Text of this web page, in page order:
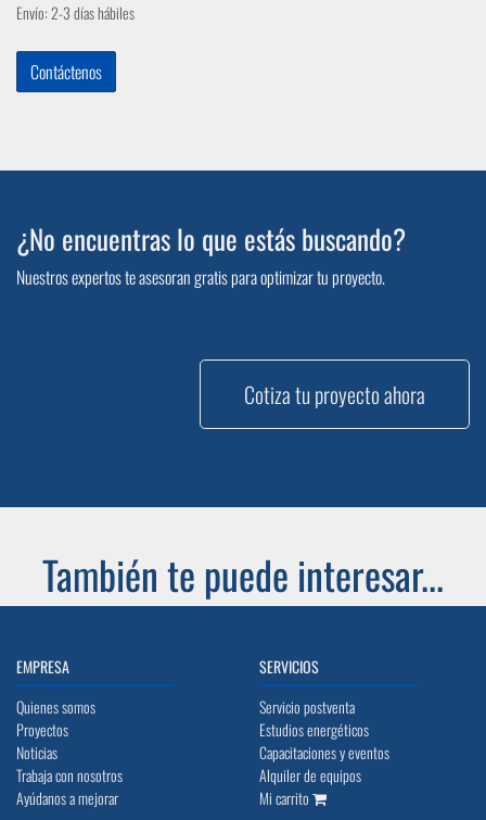
Envío: 2-3 días hábiles
Contáctenos
¿No encuentras lo que estás buscando?
Nuestros expertos te asesoran gratis para optimizar tu proyecto.
Cotiza tu proyecto ahora
También te puede interesar...
EMPRESA
Quienes somos
Proyectos
Noticias
Trabaja con nosotros
Ayúdanos a mejorar
SERVICIOS
Servicio postventa
Estudios energéticos
Capacitaciones y eventos
Alquiler de equipos
Mi carrito